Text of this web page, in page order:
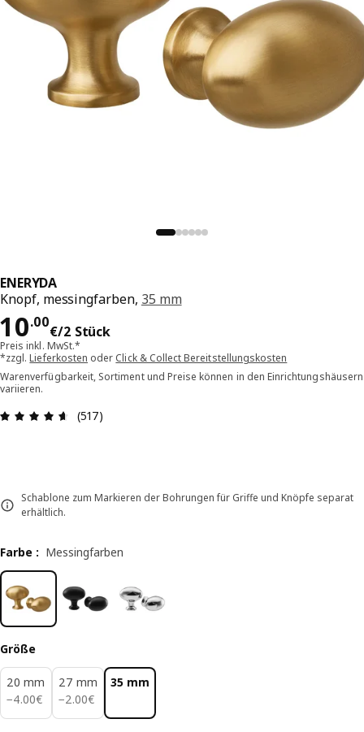
ENERYDA
Knopf, messingfarben, 35 mm
10.00
€/2 Stück
Preis 10.00€/2 Stück
Preis inkl. MwSt.*
*zzgl.Lieferkosten oder Click & Collect Bereitstellungskosten
Warenverfügbarkeit, Sortiment und Preise können in den Einrichtungshäusern
variieren.
Bewertung: 4.6 von 5 Sterne Alle Bewertungen:
(517)
Schablone zum Markieren der Bohrungen für Griffe und Knöpfe separat
erhältlich.
Farbe : Messingfarben
Größe
20 mm
−4.00€
4.00€
27 mm
−2.00€
2.00€
35 mm